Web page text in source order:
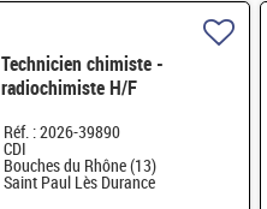
Technicien chimiste -
radiochimiste H/F
Réf. : 2026-39890
CDI
Bouches du Rhône (13)
Saint Paul Lès Durance